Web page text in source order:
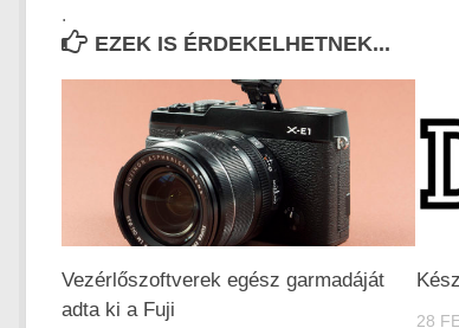
.
EZEK IS ÉRDEKELHETNEK...
Vezérlőszoftverek egész garmadáját
adta ki a Fuji
28